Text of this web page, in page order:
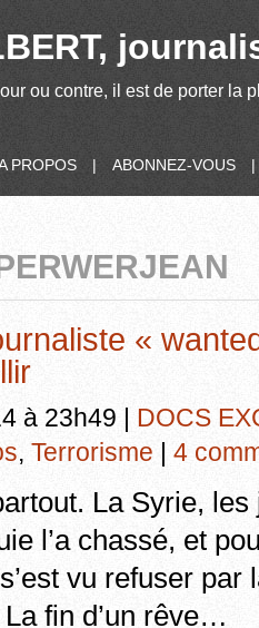
ou contre, il est de porter
PROPOS | ABONNEZ-VOUS |
«
à 23h49 | DOCS
, Terrorisme | 4
La Syrie,
l’a chassé, et
vu refuser par
La fin d’un rêve…